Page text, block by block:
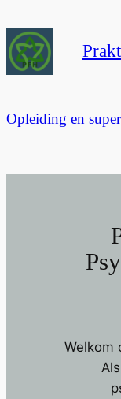
naar
de
inhoud
Opleiding en
Welkom